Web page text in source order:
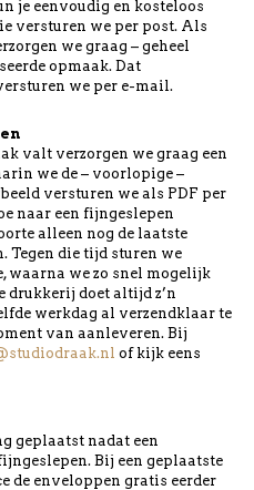
je eenvoudig en kosteloos
versturen we per post. Als
we graag – geheel
opmaak. Dat
we per e-mail.
valt verzorgen we graag een
we de – voorlopige –
versturen we als PDF per
naar een fijngeslepen
alleen nog de laatste
Tegen die tijd sturen we
waarna we zo snel mogelijk
drukkerij doet altijd z’n
werkdag al verzendklaar te
van aanleveren. Bij
of kijk eens
geplaatst nadat een
Bij een geplaatste
de enveloppen gratis eerder